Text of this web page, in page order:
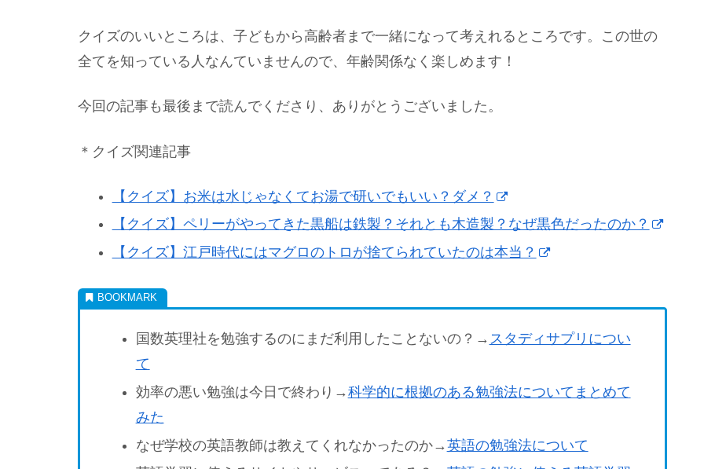
クイズのいいところは、子どもから高齢者まで一緒になって考えれるところです。この世の
全てを知っている人なんていませんので、年齢関係なく楽しめます！
今回の記事も最後まで読んでくださり、ありがとうございました。
＊クイズ関連記事
【クイズ】お米は水じゃなくてお湯で研いでもいい？ダメ？
【クイズ】ペリーがやってきた黒船は鉄製？それとも木造製？なぜ黒色だったのか？
【クイズ】江戸時代にはマグロのトロが捨てられていたのは本当？
国数英理社を勉強するのにまだ利用したことないの？→ スタディサプリについ
て
効率の悪い勉強は今日で終わり→科学的に根拠のある勉強法についてまとめて
みた
なぜ学校の英語教師は教えてくれなかったのか→英語の勉強法について